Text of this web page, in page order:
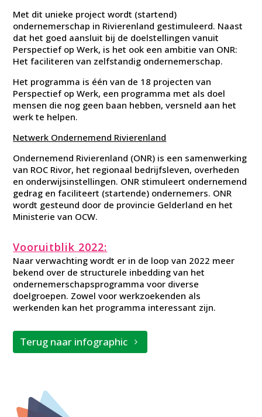
Met dit unieke project wordt (startend)
ondernemerschap in Rivierenland gestimuleerd. Naast
dat het goed aansluit bij de doelstellingen vanuit
Perspectief op Werk, is het ook een ambitie van ONR:
Het faciliteren van zelfstandig ondernemerschap.
Het programma is één van de 18 projecten van
Perspectief op Werk, een programma met als doel
mensen die nog geen baan hebben, versneld aan het
werk te helpen.
Netwerk Ondernemend Rivierenland
Ondernemend Rivierenland (ONR) is een samenwerking
van ROC Rivor, het regionaal bedrijfsleven, overheden
en onderwijsinstellingen. ONR stimuleert ondernemend
gedrag en faciliteert (startende) ondernemers. ONR
wordt gesteund door de provincie Gelderland en het
Ministerie van OCW.
Vooruitblik 2022:
Naar verwachting wordt er in de loop van 2022 meer
bekend over de structurele inbedding van het
ondernemerschapsprogramma voor diverse
doelgroepen. Zowel voor werkzoekenden als
werkenden kan het programma interessant zijn.
Terug naar infographic